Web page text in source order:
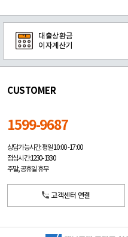
대출상환금
이자계산기
CUSTOMER
1599-9687
상담가능시간: 평일10:00 -17:00
점심시간: 12:30 - 13:30
주말, 공휴일 휴무
고객센터 연결